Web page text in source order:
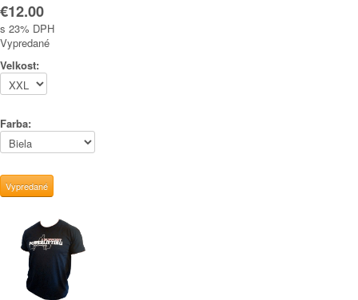
€12.00
s 23% DPH
Vypredané
Velkost:
Farba: